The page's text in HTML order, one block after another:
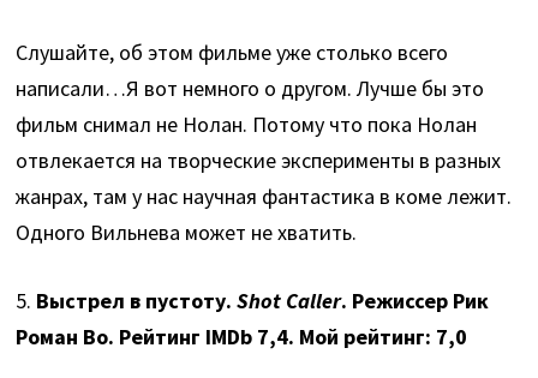
Слушайте, об этом фильме уже столько всего
написали…Я вот немного о другом. Лучше бы это
фильм снимал не Нолан. Потому что пока Нолан
отвлекается на творческие эксперименты в разных
жанрах, там у нас научная фантастика в коме лежит.
Одного Вильнева может не хватить.
5. Выстрел в пустоту.Shot Caller. Режиссер Рик
Роман Во. Рейтинг IMDb 7,4. Мой рейтинг: 7,0